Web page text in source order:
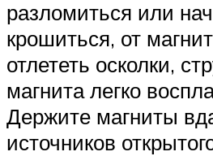
разломиться или
крошиться, от
отлететь осколки,
магнита легко
Держите магниты
источников